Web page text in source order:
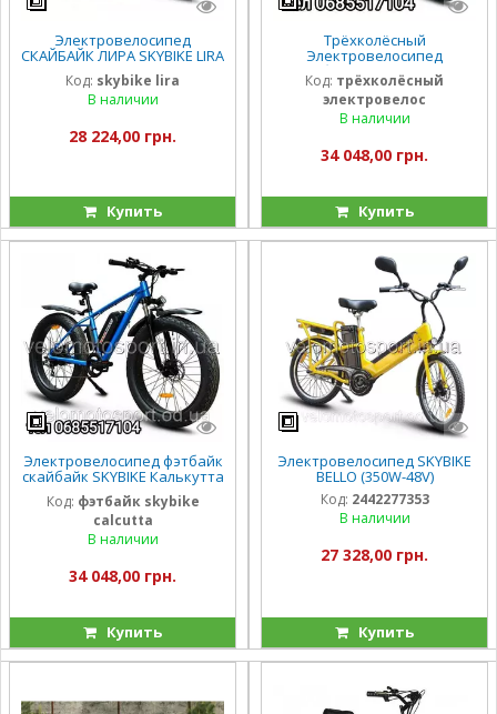
Электровелосипед
СКАЙБАЙК ЛИРА SKYBIKE LIRA
(350W-36V) Синий
Код: skybike lira
В наличии
28 224,00 грн.
Купить
Трёхколёсный
Электровелосипед
скайбайк SKYBIKE 3-CYCL
(350W-36V) Красный
Код: трёхколёсный
электровелос
В наличии
34 048,00 грн.
Купить
Электровелосипед фэтбайк
скайбайк SKYBIKE Калькутта
Calcutta (500W)
Код: фэтбайк skybike
calcutta
В наличии
34 048,00 грн.
Купить
Электровелосипед SKYBIKE
BELLO (350W-48V)
Код: 2442277353
В наличии
27 328,00 грн.
Купить